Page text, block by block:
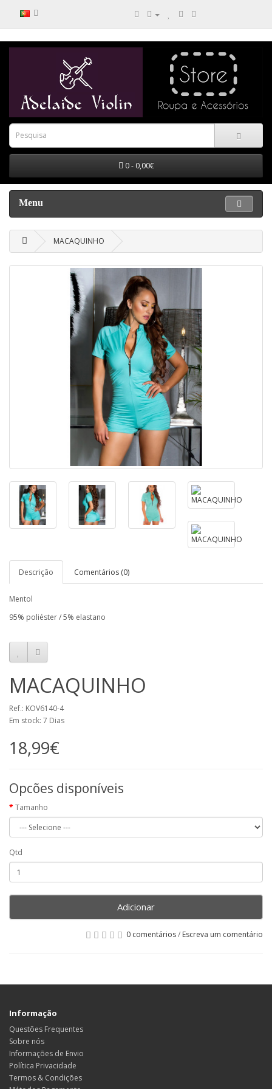
0 - 0,00€
Menu
MACAQUINHO
Descrição Comentários (0)
Mentol
95% poliéster / 5% elastano
MACAQUINHO
Ref.: KOV6140-4
Em stock: 7 Dias
18,99€
Opcões disponíveis
Tamanho
Qtd
Adicionar
0 comentários/ Escreva um comentário
Informação
Questões Frequentes
Sobre nós
Informações de Envio
Política Privacidade
Termos & Condições